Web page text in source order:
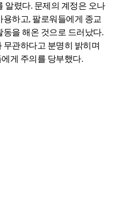
알렸다. 문제의 계정은 오나
하고, 팔로워들에게 종교
을 해온 것으로 드러났다.
관하다고 분명히 밝히며
게 주의를 당부했다.